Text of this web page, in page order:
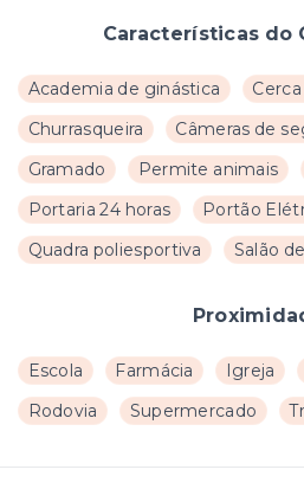
Características do
Academia de ginástica
Churrasqueira
Câmeras de
Gramado
Permite animais
Portaria 24 horas
Portão
Quadra poliesportiva
Salão
Escola Farmácia Igreja
Rodovia
Supermercado